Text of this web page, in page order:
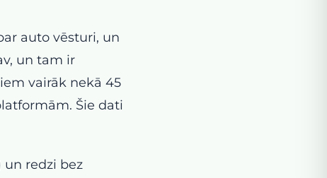
auto vēsturi, un
un tam ir
vairāk nekā 45
Šie dati
redzi bez